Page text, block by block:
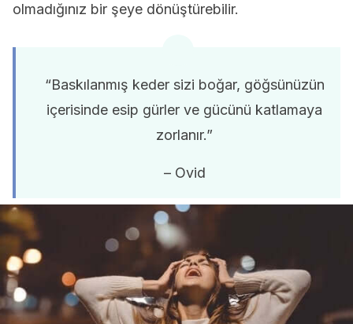
olmadığınız bir şeye dönüştürebilir.
“Baskılanmış keder sizi boğar, göğsünüzün
içerisinde esip gürler ve gücünü katlamaya
zorlanır.”
– Ovid